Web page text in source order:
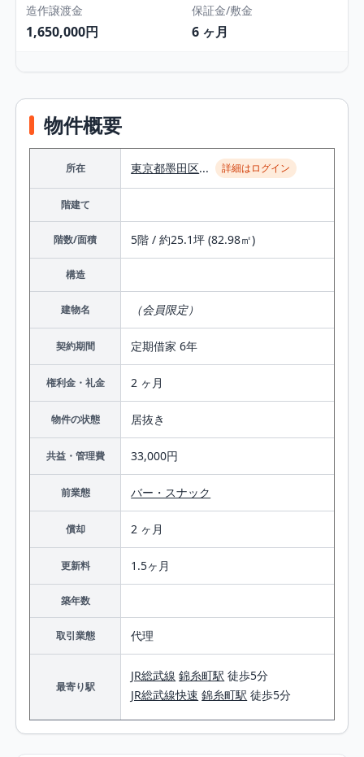
造作譲渡金
1,650,000円
保証金/敷金
6 ヶ月
物件概要
所在 東京都墨田区... 詳細はログイン
階建て
階数/面積 5階 / 約25.1坪 (82.98㎡)
構造
建物名 （会員限定）
契約期間 定期借家 6年
権利金・礼金 2 ヶ月
物件の状態 居抜き
共益・管理費 33,000円
前業態 バー・スナック
償却 2 ヶ月
更新料 1.5ヶ月
築年数
取引業態 代理
最寄り駅
JR総武線 錦糸町駅 徒歩5分
JR総武線快速 錦糸町駅 徒歩5分